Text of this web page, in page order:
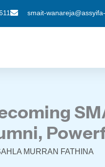
smait-
MURRAN FATHINA